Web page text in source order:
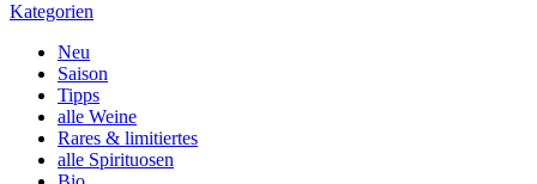
Kategorien
Neu
Saison
Tipps
alle Weine
Rares & limitiertes
alle Spirituosen